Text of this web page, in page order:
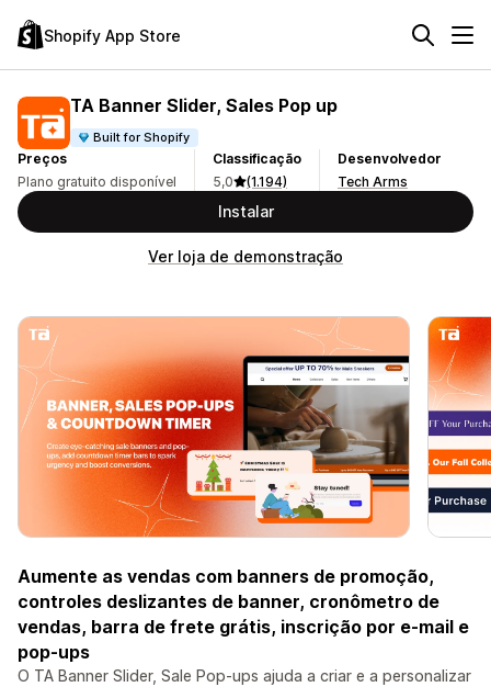
Shopify App Store
TA Banner Slider, Sales Pop up
Built for Shopify
Preços
Plano gratuito disponível
Classificação
5,0
(1.194)
Desenvolvedor
Tech Arms
Instalar
Ver loja de demonstração
Aumente as vendas com banners de promoção,
controles deslizantes de banner, cronômetro de
vendas, barra de frete grátis, inscrição por e-mail e
pop-ups
O TA Banner Slider, Sale Pop-ups ajuda a criar e a personalizar